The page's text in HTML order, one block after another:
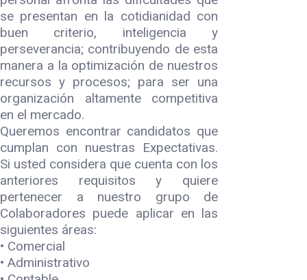
se presentan en la cotidianidad con
buen criterio, inteligencia y
perseverancia; contribuyendo de esta
manera a la optimización de nuestros
recursos y procesos; para ser una
organización altamente competitiva
en el mercado.
Queremos encontrar candidatos que
cumplan con nuestras Expectativas.
Si usted considera que cuenta con los
anteriores requisitos y quiere
pertenecer a nuestro grupo de
Colaboradores puede aplicar en las
siguientes áreas:
• Comercial
• Administrativo